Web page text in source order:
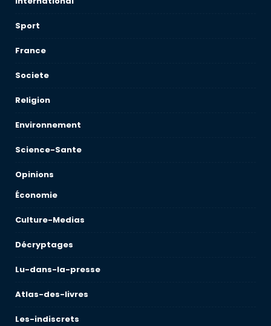
Sport
France
Societe
Religion
Environnement
Science-Sante
Opinions
Économie
Culture-Medias
Décryptages
Lu-dans-la-presse
Atlas-des-livres
Les-indiscrets